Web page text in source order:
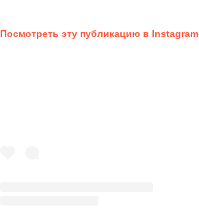
Посмотреть эту публикацию в Instagram